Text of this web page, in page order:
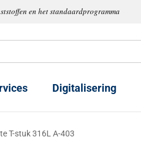
en het standaardprogramma
Digitalisering
T-stuk 316L A-403